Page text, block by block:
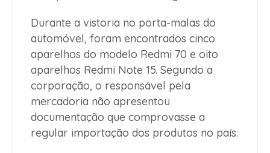
Durante a vistoria no porta-malas do
automóvel, foram encontrados cinco
aparelhos do modelo Redmi 70 e oito
aparelhos Redmi Note 15. Segundo a
corporação, o responsável pela
mercadoria não apresentou
documentação que comprovasse a
regular importação dos produtos no país.